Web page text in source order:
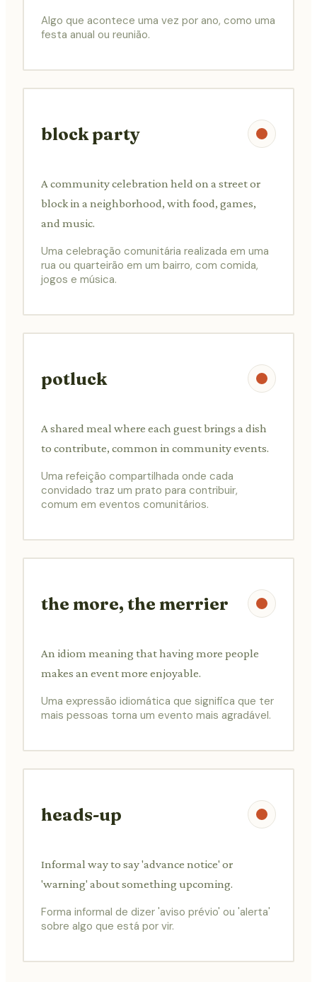
Algo que acontece uma vez por ano, como uma
festa anual ou reunião.
block party
A community celebration held on a street or
block in a neighborhood, with food, games,
and music.
Uma celebração comunitária realizada em uma
rua ou quarteirão em um bairro, com comida,
jogos e música.
potluck
A shared meal where each guest brings a dish
to contribute, common in community events.
Uma refeição compartilhada onde cada
convidado traz um prato para contribuir,
comum em eventos comunitários.
the more, the merrier
An idiom meaning that having more people
makes an event more enjoyable.
Uma expressão idiomática que significa que ter
mais pessoas torna um evento mais agradável.
heads-up
Informal way to say 'advance notice' or
'warning' about something upcoming.
Forma informal de dizer 'aviso prévio' ou 'alerta'
sobre algo que está por vir.